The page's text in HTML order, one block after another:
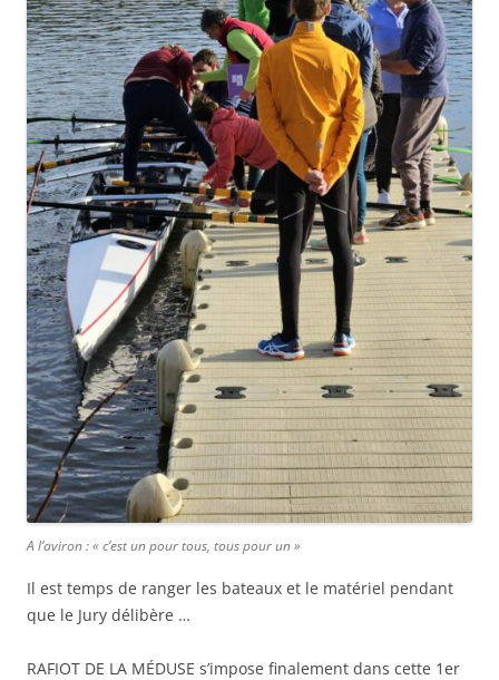
A l’aviron : « c’est un pour tous, tous pour un »
Il est temps de ranger les bateaux et le matériel pendant
que le Jury délibère …
RAFIOT DE LA MÉDUSE s’impose finalement dans cette 1er